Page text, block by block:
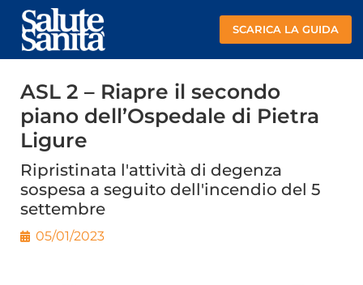
SCARICA LA GUIDA
ASL 2 – Riapre il secondo
piano dell’Ospedale di Pietra
Ligure
Ripristinata l'attività di degenza
sospesa a seguito dell'incendio del 5
settembre
05/01/2023